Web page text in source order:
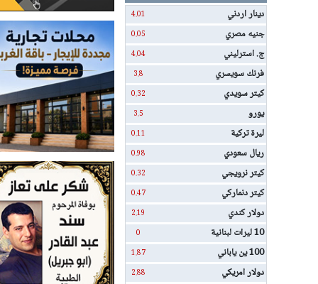
دينار اردني
4.01
جنيه مصري 0.05
ج. استرليني 4.04
فرنك سويسري 3.8
كيتر سويدي 0.32
يورو 3.5
ليرة تركية 0.11
ريال سعودي 0.98
كيتر نرويجي 0.32
كيتر دنماركي 0.47
دولار كندي 2.19
10 ليرات لبنانية 0
100 ين ياباني 1.87
دولار امريكي 2.88